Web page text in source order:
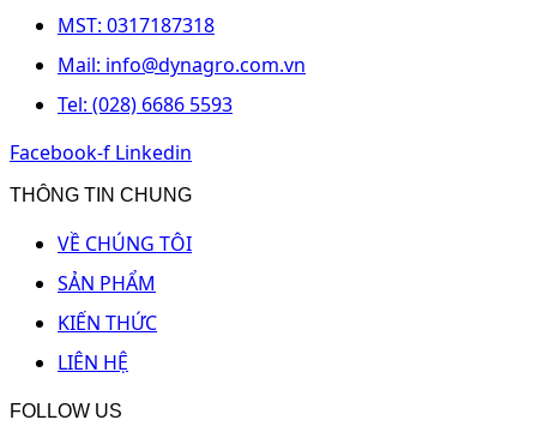
MST: 0317187318
Mail: info@dynagro.com.vn
Tel: (028) 6686 5593
Facebook-f Linkedin
THÔNG TIN CHUNG
VỀ CHÚNG TÔI
SẢN PHẨM
KIẾN THỨC
LIÊN HỆ
FOLLOW US